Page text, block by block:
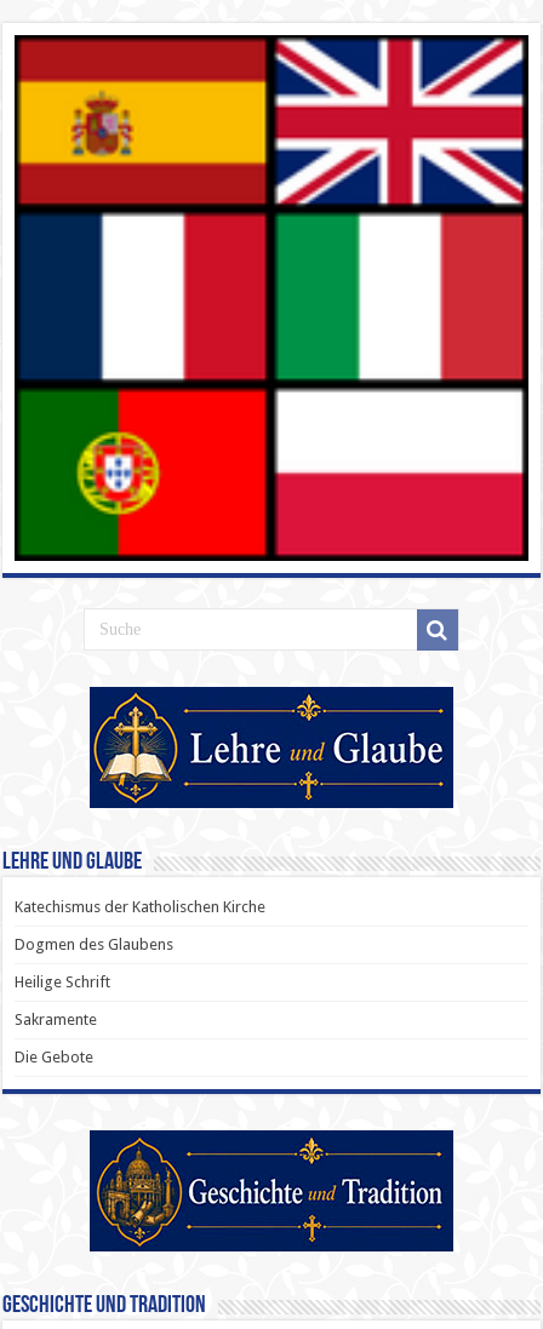
Lehre und Glaube
Katechismus der Katholischen Kirche
Dogmen des Glaubens
Heilige Schrift
Sakramente
Die Gebote
Geschichte und Tradition